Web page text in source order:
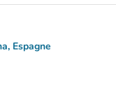
Espagne